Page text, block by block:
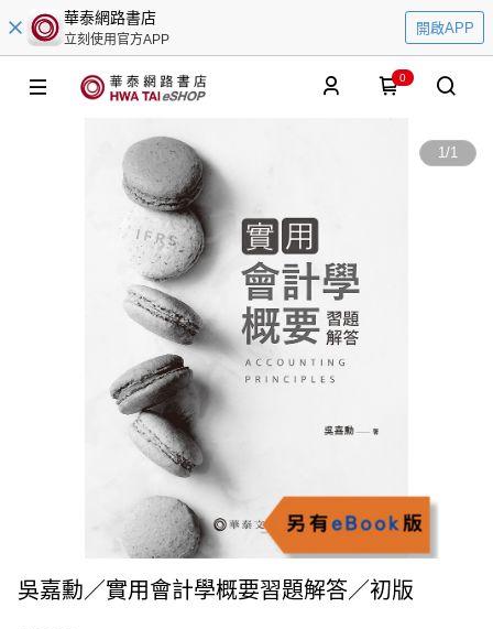
華泰網路書店
立刻使用官方APP
開啟APP
0
1/1
吳嘉勳／實用會計學概要習題解答／初版